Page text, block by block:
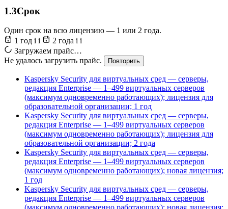
1.3Срок
Один срок на всю лицензию — 1 или 2 года.
1 год i i 2 года i i
Загружаем прайс…
Не удалось загрузить прайс.
Повторить
Kaspersky Security для виртуальных сред — серверы,
редакция Enterprise — 1–499 виртуальных серверов
(максимум одновременно работающих); лицензия для
образовательной организации; 1 год
Kaspersky Security для виртуальных сред — серверы,
редакция Enterprise — 1–499 виртуальных серверов
(максимум одновременно работающих); лицензия для
образовательной организации; 2 года
Kaspersky Security для виртуальных сред — серверы,
редакция Enterprise — 1–499 виртуальных серверов
(максимум одновременно работающих); новая лицензия;
1 год
Kaspersky Security для виртуальных сред — серверы,
редакция Enterprise — 1–499 виртуальных серверов